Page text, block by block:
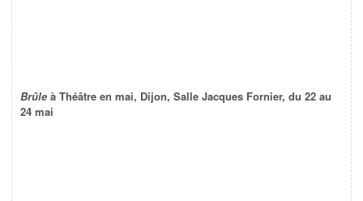
Brûle à Théâtre en mai, Dijon, Salle Jacques Fornier, du 22 au
24 mai